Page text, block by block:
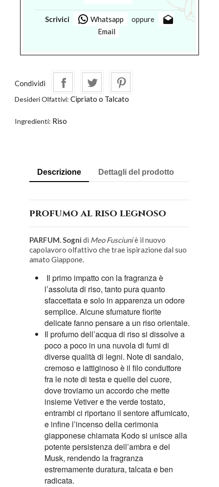
Scrivici Whatsapp oppure drafts
Email
Condividi
Desideri Olfattivi: Cipriato o Talcato
Ingredienti: Riso
Descrizione Dettagli del prodotto
profumo al riso legnoso
PARFUM. Sogni di Meo Fusciuniè il nuovo
capolavoro olfattivo che trae ispirazione dal suo
amato Giappone.
Il primo impatto con la fragranza è
l’assoluta di riso, tanto pura quanto
sfaccettata e solo in apparenza un odore
semplice. Alcune sfumature fiorite
delicate fanno pensare a un riso orientale.
Il profumo dell’acqua di riso si dissolve a
poco a poco in una nuvola di fumi di
diverse qualità di legni. Note di sandalo,
cremoso e lattiginoso è il filo conduttore
fra le note di testa e quelle del cuore,
dove troviamo un accordo che mette
insieme Vetiver e the verde tostato,
entrambi ci riportano il sentore affumicato,
e infine l’incenso della cerimonia
giapponese chiamata Kodo si unisce alla
potente persistenza dell’ambra e del
Musk, rendendo la fragranza
estremamente duratura, talcata e ben
radicata.